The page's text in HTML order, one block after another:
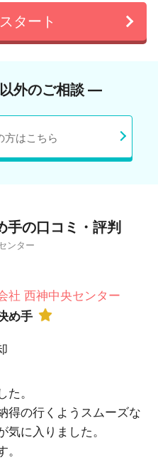
タート
外のご相談 ―
方はこちら
手の口コミ・評判
ンター
社 西神中央センター
め手
。
得の行くようスムーズな
に入りました。